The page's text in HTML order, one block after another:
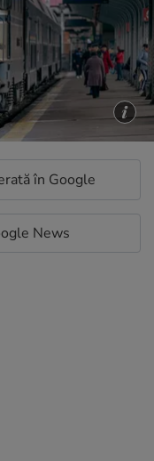
în Google
News